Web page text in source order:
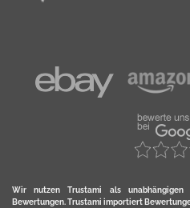
Wir nutzen Trustami als
Bewertungen. Trustami importiert